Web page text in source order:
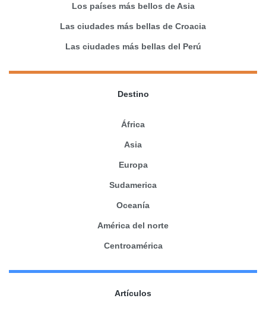
Los países más bellos de Asia
Las ciudades más bellas de Croacia
Las ciudades más bellas del Perú
Destino
África
Asia
Europa
Sudamerica
Oceanía
América del norte
Centroamérica
Artículos